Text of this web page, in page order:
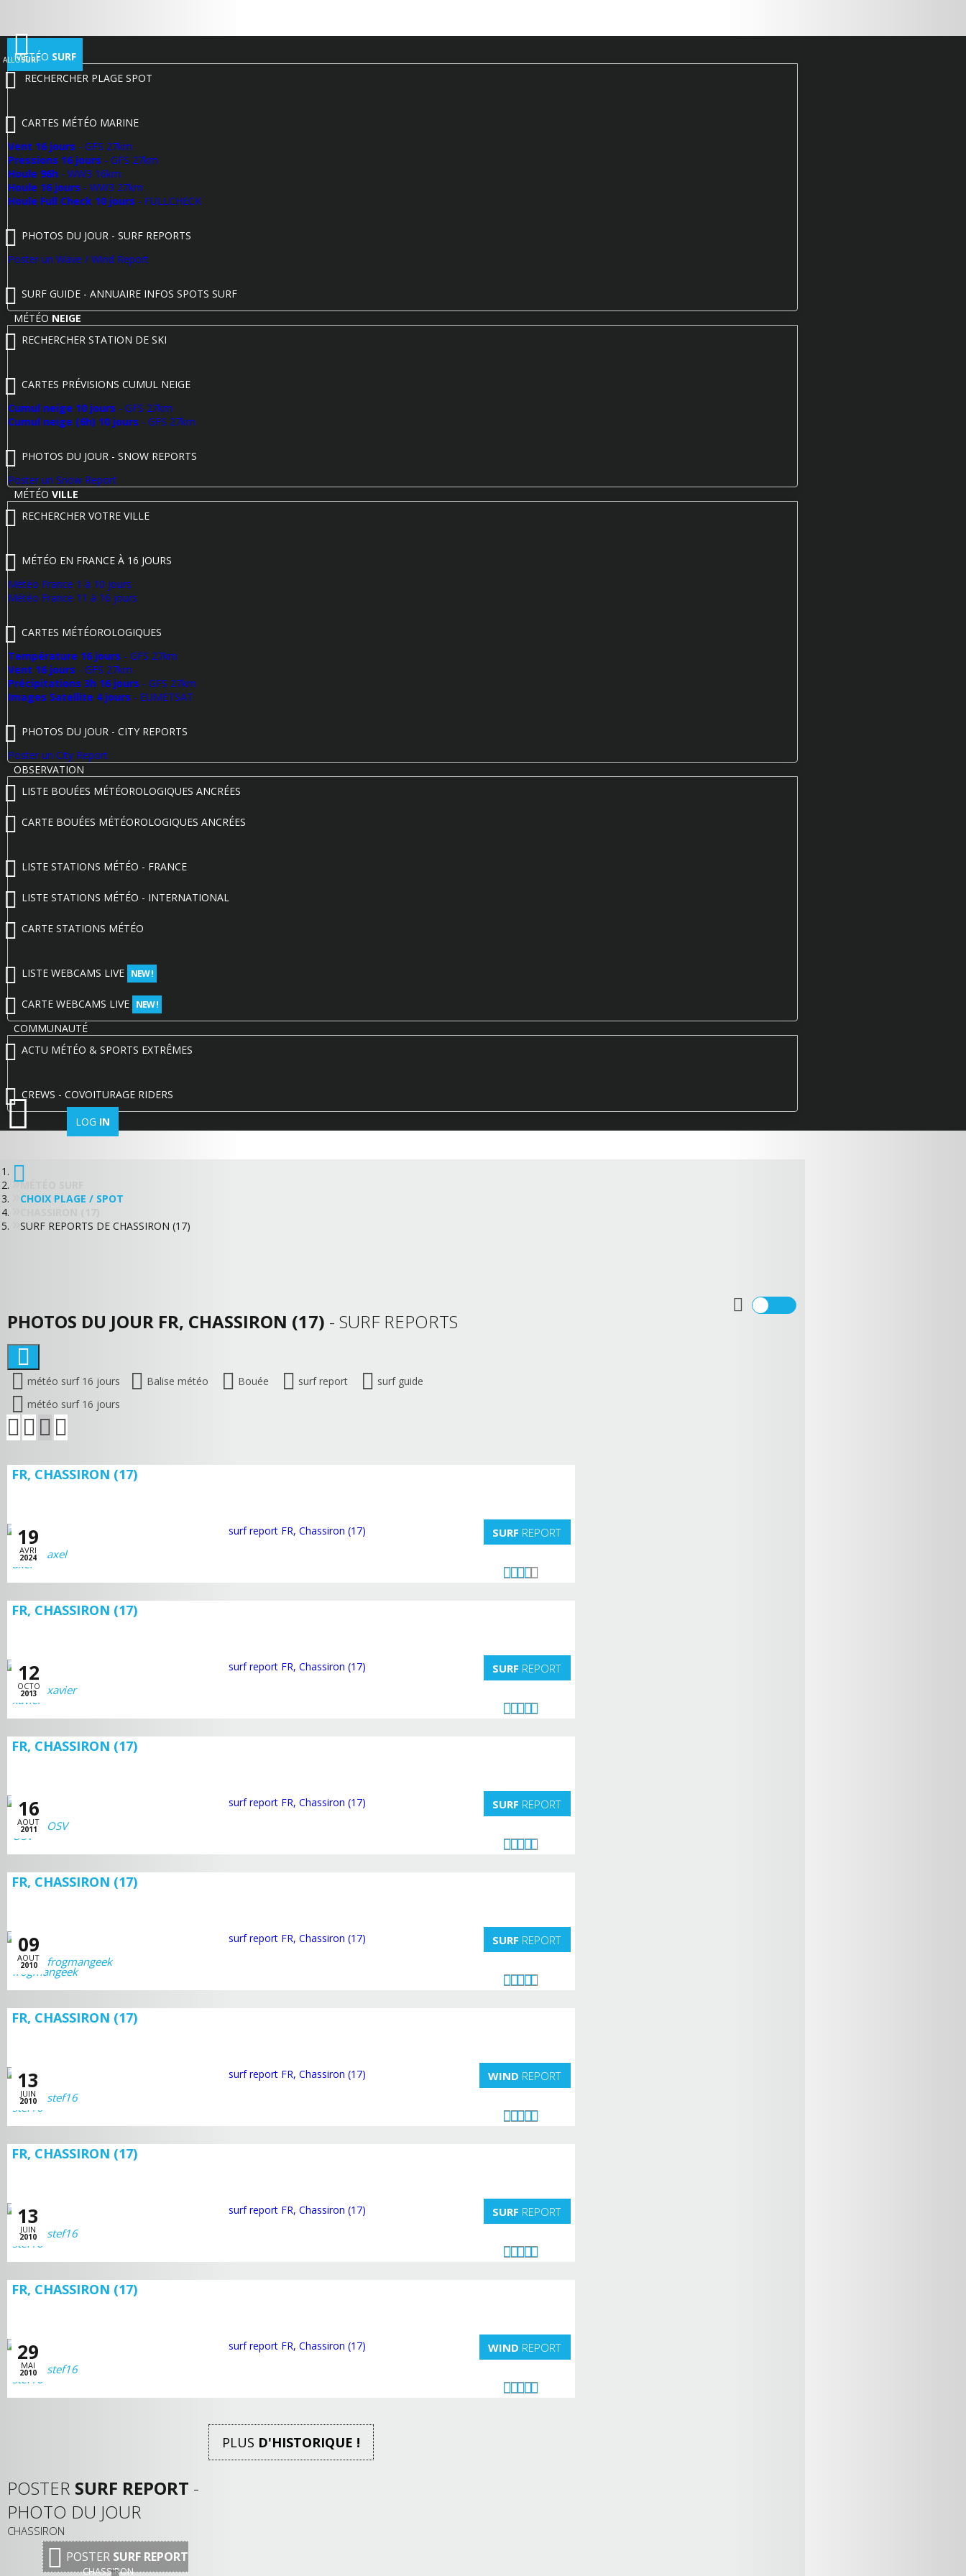
ALLOSURF
MÉTÉO SURF
RECHERCHER PLAGE SPOT
CARTES MÉTÉO MARINE
Vent 16 jours - GFS 27km
Pressions 16 jours - GFS 27km
Houle 96h - WW3 16km
Houle 16 jours - WW3 27km
Houle Full Check 10 jours - FULLCHECK
PHOTOS DU JOUR - SURF REPORTS
Poster un Wave / Wind Report
SURF GUIDE - ANNUAIRE INFOS SPOTS SURF
MÉTÉO NEIGE
RECHERCHER STATION DE SKI
CARTES PRÉVISIONS CUMUL NEIGE
Cumul neige 10 jours - GFS 27km
Cumul neige (6h) 10 jours - GFS 27km
PHOTOS DU JOUR - SNOW REPORTS
Poster un Snow Report
MÉTÉO VILLE
RECHERCHER VOTRE VILLE
MÉTÉO EN FRANCE À 16 JOURS
Météo France 1 à 10 jours
Météo France 11 à 16 jours
CARTES MÉTÉOROLOGIQUES
Température 16 jours - GFS 27km
Vent 16 jours - GFS 27km
Précipitations 3h 16 jours - GFS 27km
Images Satellite 4 jours - EUMETSAT
PHOTOS DU JOUR - CITY REPORTS
Poster un City Report
OBSERVATION
LISTE BOUÉES MÉTÉOROLOGIQUES ANCRÉES
CARTE BOUÉES MÉTÉOROLOGIQUES ANCRÉES
LISTE STATIONS MÉTÉO - FRANCE
LISTE STATIONS MÉTÉO - INTERNATIONAL
CARTE STATIONS MÉTÉO
LISTE WEBCAMS LIVE NEW !
CARTE WEBCAMS LIVE NEW !
COMMUNAUTÉ
ACTU MÉTÉO & SPORTS EXTRÊMES
CREWS - COVOITURAGE RIDERS
LOG IN
MÉTÉO SURF
CHOIX PLAGE / SPOT
SURF REPORTS DE CHASSIRON (17)
PHOTOS DU JOUR FR, CHASSIRON (17) - SURF REPORTS
météo surf 16 jours Balise météo Bouée surf report
surf guide
météo surf 16 jours
FR, CHASSIRON (17)
19
AVRI
2024
SURF REPORT
axel
FR, CHASSIRON (17)
12
OCTO
2013
SURF REPORT
xavier
FR, CHASSIRON (17)
16
AOUT
2011
SURF REPORT
OSV
FR, CHASSIRON (17)
09
AOUT
2010
SURF REPORT
frogmangeek
FR, CHASSIRON (17)
13
JUIN
2010
WIND REPORT
stef16
FR, CHASSIRON (17)
13
JUIN
2010
SURF REPORT
stef16
FR, CHASSIRON (17)
29
MAI
2010
WIND REPORT
stef16
PLUS D'HISTORIQUE !
POSTER SURF REPORT -
PHOTO DU JOUR
CHASSIRON
POSTER SURF REPORT
CHASSIRON